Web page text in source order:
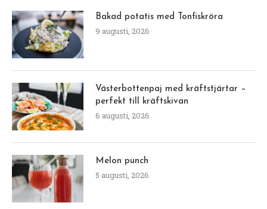
Bakad potatis med Tonfiskröra
9 augusti, 2026
Västerbottenpaj med kräftstjärtar –
perfekt till kräftskivan
6 augusti, 2026
Melon punch
5 augusti, 2026